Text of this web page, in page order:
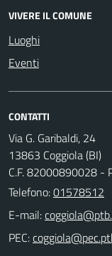
VIVERE IL COMUNE
Luoghi
Eventi
CONTATTI
Via G. Garibaldi, 24
13863 Coggiola (BI)
C.F. 82000890028 -
Telefono:01578512
E-mail:
PEC: